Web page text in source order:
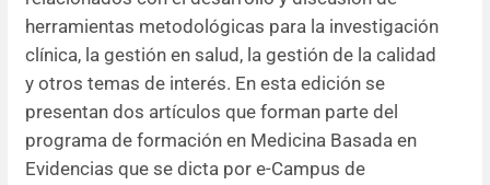
Patrocinadores y financiamiento
Editores
Comité editorial
herramientas metodológicas para la investigación
clínica, la gestión en salud, la gestión de la calidad
y otros temas de interés. En esta edición se
presentan dos artículos que forman parte del
programa de formación en Medicina Basada en
Evidencias que se dicta por e-Campus de